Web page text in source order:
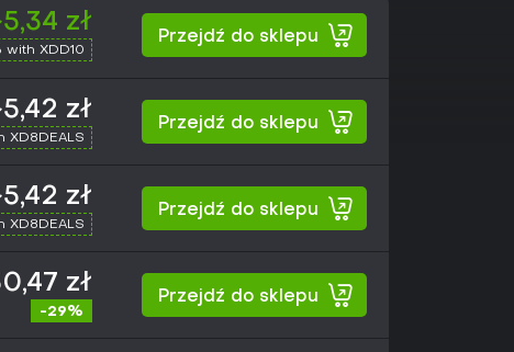
zł
with XDD10
Przejdź do sklepu
zł
XD8DEALS
Przejdź do sklepu
zł
XD8DEALS
Przejdź do sklepu
zł
-29%
Przejdź do sklepu